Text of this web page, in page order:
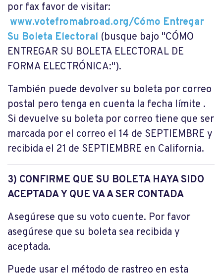
por fax favor de visitar:
www.votefromabroad.org/Cómo Entregar
Su Boleta Electoral (busque bajo "CÓMO
ENTREGAR SU BOLETA ELECTORAL DE
FORMA ELECTRÓNICA:").
También puede devolver su boleta por correo
postal pero tenga en cuenta la fecha límite .
Si devuelve su boleta por correo tiene que ser
marcada por el correo el 14 de SEPTIEMBRE y
recibida el 21 de SEPTIEMBRE en California.
3) CONFIRME QUE SU BOLETA HAYA SIDO
ACEPTADA Y QUE VA A SER CONTADA
Asegúrese que su voto cuente. Por favor
asegúrese que su boleta sea recibida y
aceptada.
Puede usar el método de rastreo en esta